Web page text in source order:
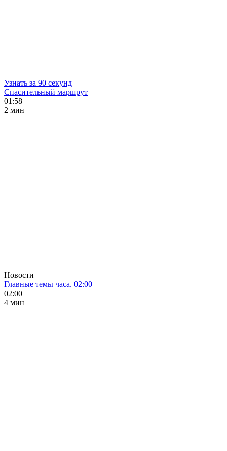
Узнать за 90 секунд
Спасительный маршрут
01:58
2 мин
Новости
Главные темы часа. 02:00
02:00
4 мин